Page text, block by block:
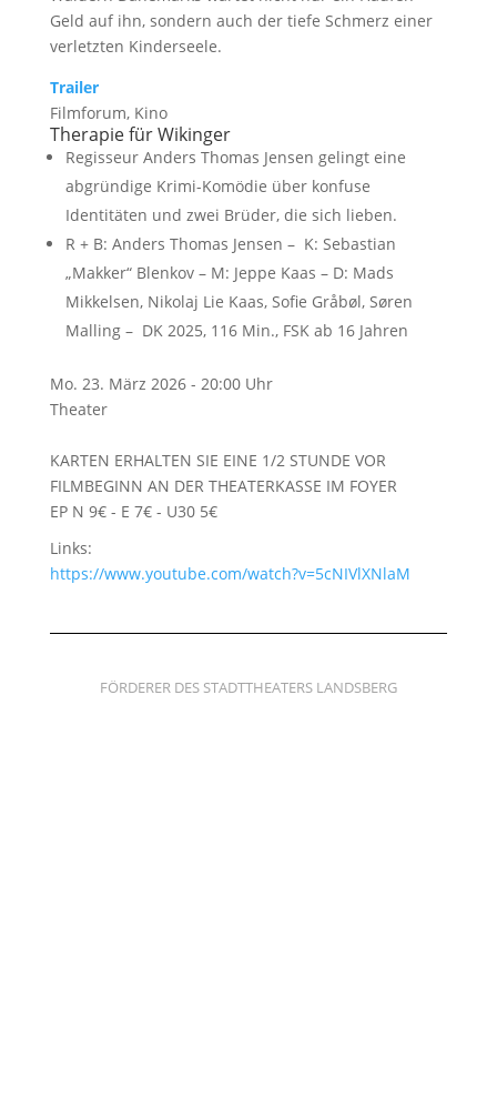
Geld auf ihn, sondern auch der tiefe Schmerz einer
verletzten Kinderseele.
Trailer
Filmforum, Kino
Therapie für Wikinger
Regisseur Anders Thomas Jensen gelingt eine
abgründige Krimi-Komödie über konfuse
Identitäten und zwei Brüder, die sich lieben.
R + B: Anders Thomas Jensen – K: Sebastian
„Makker“ Blenkov– M: Jeppe Kaas – D: Mads
Mikkelsen, Nikolaj Lie Kaas, Sofie Gråbøl, Søren
Malling– DK 2025, 116 Min., FSK ab 16 Jahren
Mo. 23. März 2026 - 20:00 Uhr
Theater
KARTEN ERHALTEN SIE EINE 1/2 STUNDE VOR
FILMBEGINN AN DER THEATERKASSE IM FOYER
EP N 9€ - E 7€ - U30 5€
Links:
https://www.youtube.com/watch?v=5cNIVlXNlaM
FÖRDERER DES STADTTHEATERS LANDSBERG